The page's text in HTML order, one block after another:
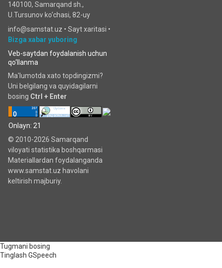
140100, Samarqand sh.,
U.Tursunov ko‘chаsi, 82-uy
info@samstat.uz • Sayt xaritasi •
Bizga xabar yuboring
Veb-saytdan foydalanish uchun
qo‘llanma
Ma'lumotda xato topdingizmi?
Uni belgilang va quyidagilarni
bosing Ctrl + Enter
Onlayn: 21
© 2010-2026 Samarqand
viloyati statistika boshqarmasi
Materiallardan foydalanganda
www.samstat.uz havolani
keltirish majburiy.
Tugmani bosing
Tinglash GSpeech